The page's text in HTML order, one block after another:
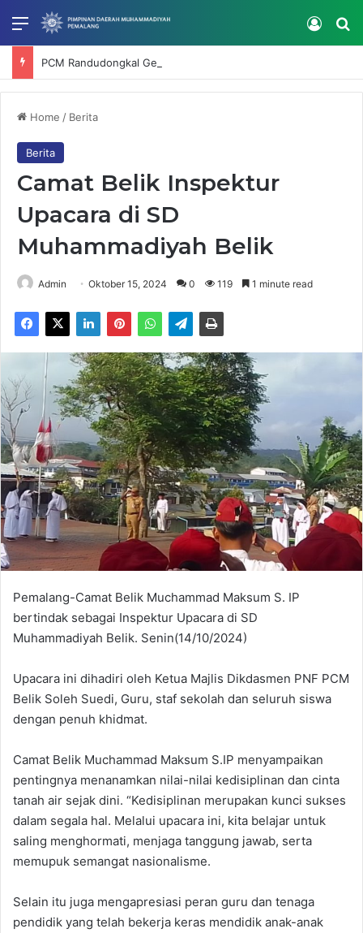
Menu Log In
Home / Berita
Berita
Camat Belik Inspektur
Upacara di SD
Muhammadiyah Belik
Admin Oktober 15, 2024 0 119 1 minute read
Pemalang-Camat Belik Muchammad Maksum S. IP
bertindak sebagai Inspektur Upacara di SD
Muhammadiyah Belik. Senin(14/10/2024)
Upacara ini dihadiri oleh Ketua Majlis Dikdasmen PNF PCM
Belik Soleh Suedi, Guru, staf sekolah dan seluruh siswa
dengan penuh khidmat.
Camat Belik Muchammad Maksum S.IP menyampaikan
pentingnya menanamkan nilai-nilai kedisiplinan dan cinta
tanah air sejak dini. “Kedisiplinan merupakan kunci sukses
dalam segala hal. Melalui upacara ini, kita belajar untuk
saling menghormati, menjaga tanggung jawab, serta
memupuk semangat nasionalisme.
Selain itu juga mengapresiasi peran guru dan tenaga
pendidik yang telah bekerja keras mendidik anak-anak